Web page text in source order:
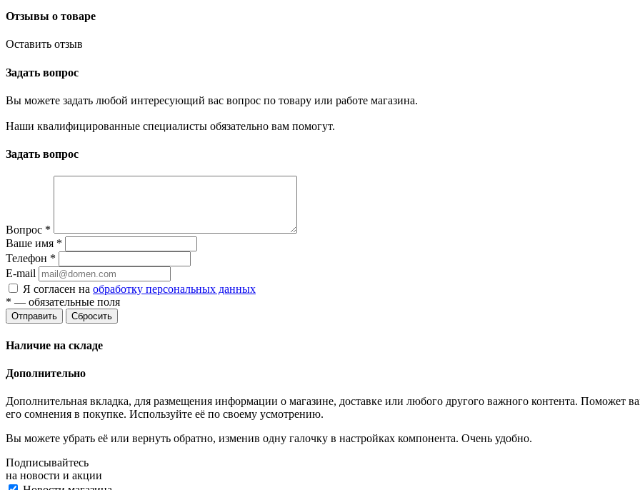
Отзывы о товаре
Оставить отзыв
Задать вопрос
Вы можете задать любой интересующий вас вопрос по товару или работе магазина.
Наши квалифицированные специалисты обязательно вам помогут.
Задать вопрос
Вопрос *
Ваше имя *
Телефон *
E-mail
Я согласен на обработку персональных данных
* — обязательные поля
Отправить Сбросить
Наличие на складе
Дополнительно
Дополнительная вкладка, для размещения информации о магазине, доставке или любого другого важного контента. Поможет
его сомнения в покупке. Используйте её по своему усмотрению.
Вы можете убрать её или вернуть обратно, изменив одну галочку в настройках компонента. Очень удобно.
Подписывайтесь
на новости и акции